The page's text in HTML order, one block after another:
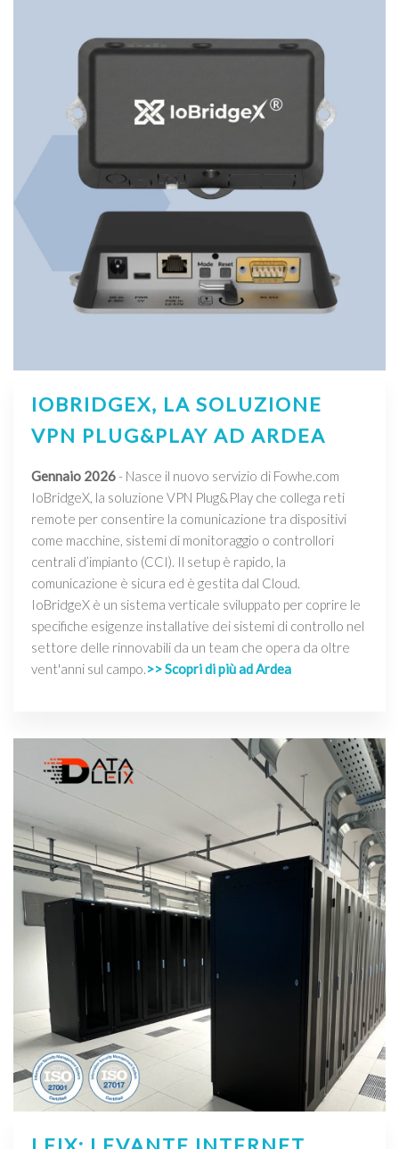
IOBRIDGEX, LA SOLUZIONE
VPN PLUG&PLAY AD ARDEA
Gennaio 2026- Nasce il nuovo servizio di Fowhe.com
IoBridgeX, la soluzione VPN Plug&Play che collega reti
remote per consentire la comunicazione tra dispositivi
come macchine, sistemi di monitoraggio o controllori
centrali d’impianto (CCI). Il setup è rapido, la
comunicazione è sicura ed è gestita dal Cloud.
IoBridgeX è un sistema verticale sviluppato per coprire le
specifiche esigenze installative dei sistemi di controllo nel
settore delle rinnovabili da un team che opera da oltre
vent'anni sul campo.>> Scopri di più ad Ardea